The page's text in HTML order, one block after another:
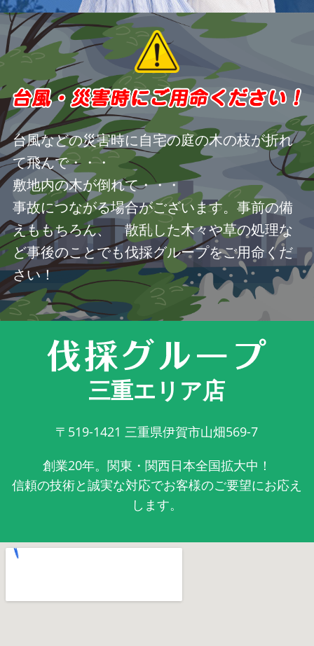
台風などの災害時に自宅の庭の木の枝が折れ
て飛んで・・・
敷地内の木が倒れて・・・
事故につながる場合がございます。事前の備
えももちろん、 散乱した木々や草の処理な
ど事後のことでも伐採グループをご用命くだ
さい！
三重エリア店
〒519-1421 三重県伊賀市山畑569-7
創業20年。関東・関西日本全国拡大中！
信頼の技術と誠実な対応でお客様のご要望にお応え
します。